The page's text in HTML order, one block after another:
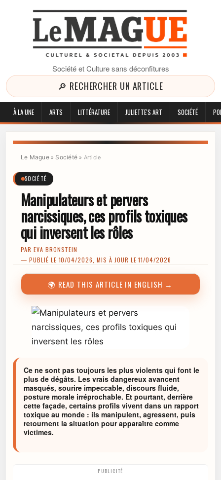
Société et Culture sans déconfitures
🔎 RECHERCHER UN ARTICLE
À LA UNE ARTS LITTÉRATURE JULIETTE'S ART SOCIÉTÉ
Le Mague» Société» Article
SOCIÉTÉ
Manipulateurs et pervers
narcissiques, ces profils toxiques
qui inversent les rôles
PAR EVA BRONSTEIN
— PUBLIÉ LE 10/04/2026, MIS À JOUR LE 11/04/2026
🌍 READ THIS ARTICLE IN ENGLISH →
Ce ne sont pas toujours les plus violents qui font le
plus de dégâts. Les vrais dangereux avancent
masqués, sourire impeccable, discours fluide,
posture morale irréprochable. Et pourtant, derrière
cette façade, certains profils vivent dans un rapport
toxique au monde : ils manipulent, agressent, puis
retournent la situation pour apparaître comme
victimes.
PUBLICITÉ